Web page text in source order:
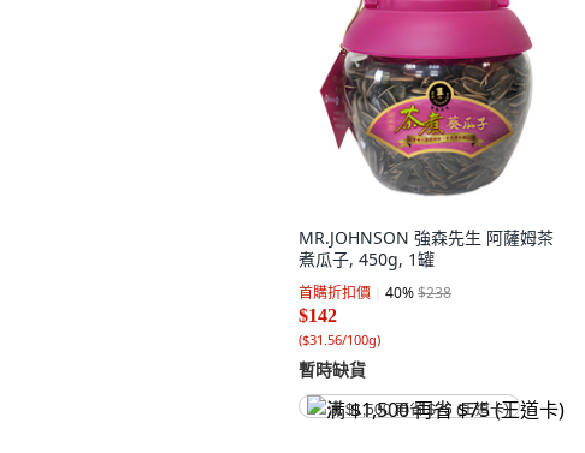
MR.JOHNSON 強森先生 阿薩姆茶
煮瓜子, 450g, 1罐
首購折扣價 40%$238
$142
($31.56/100g)
暫時缺貨
满 $1,500 再省 $75 (王道卡)